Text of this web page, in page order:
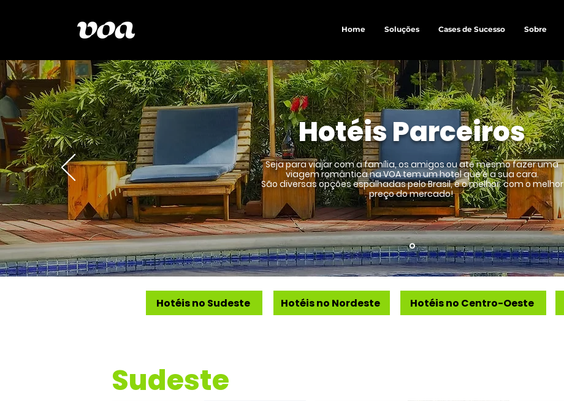
Home Soluções Cases de Sucesso Sobre
Hotéis Parceiros
Seja para viajar com a família, os amigos ou até mesmo fazer uma
viagem romântica na VOA tem um hotel que é a sua cara.
São diversas opções espalhadas pelo Brasil, e o melhor: com o melhor
preço do mercado!
Hotéis no Sudeste Hotéis no Nordeste Hotéis no Centro-Oeste
Sudeste